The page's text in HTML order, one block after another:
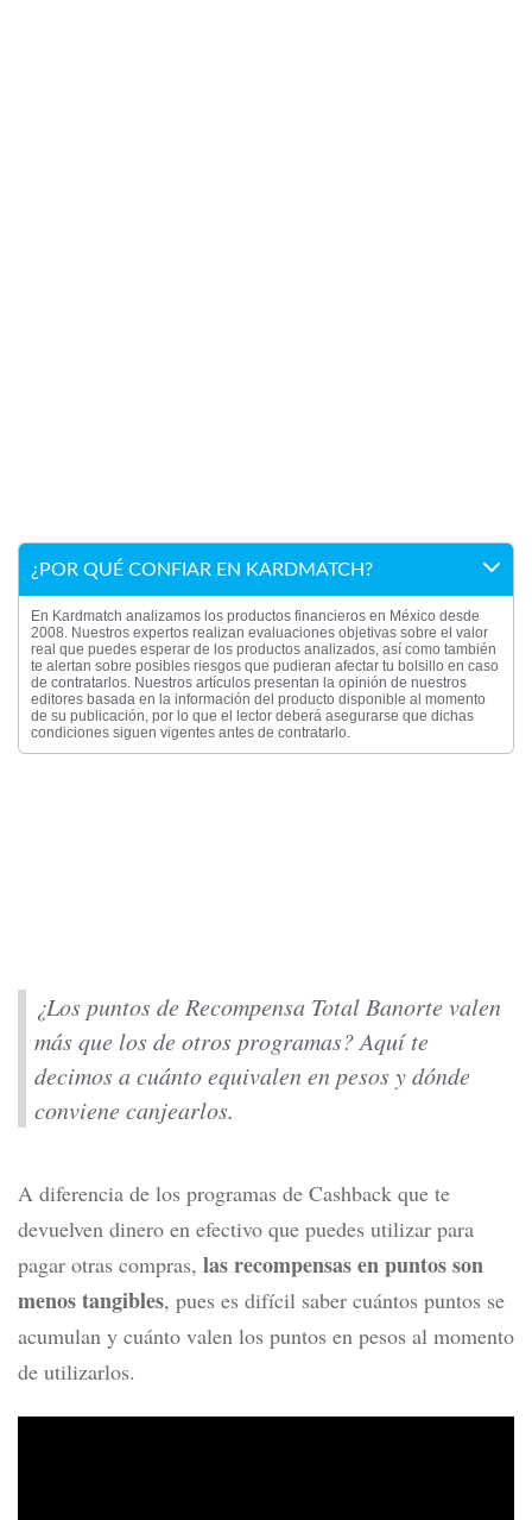
¿POR QUÉ CONFIAR EN KARDMATCH?
En Kardmatch analizamos los productos financieros en México desde
2008. Nuestros expertos realizan evaluaciones objetivas sobre el valor
real que puedes esperar de los productos analizados, así como también
te alertan sobre posibles riesgos que pudieran afectar tu bolsillo en caso
de contratarlos. Nuestros artículos presentan la opinión de nuestros
editores basada en la información del producto disponible al momento
de su publicación, por lo que el lector deberá asegurarse que dichas
condiciones siguen vigentes antes de contratarlo.
¿Los puntos de Recompensa Total Banorte valen
más que los de otros programas? Aquí te
decimos a cuánto equivalen en pesos y dónde
conviene canjearlos.
A diferencia de los programas de Cashback que te
devuelven dinero en efectivo que puedes utilizar para
pagar otras compras, las recompensas en puntos son
menos tangibles, pues es difícil saber cuántos puntos se
acumulan y cuánto valen los puntos en pesos al momento
de utilizarlos.